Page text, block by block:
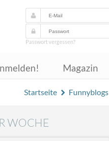
Passwort vergessen?
Magazin
Startseite Funnyblogs
WOCHE